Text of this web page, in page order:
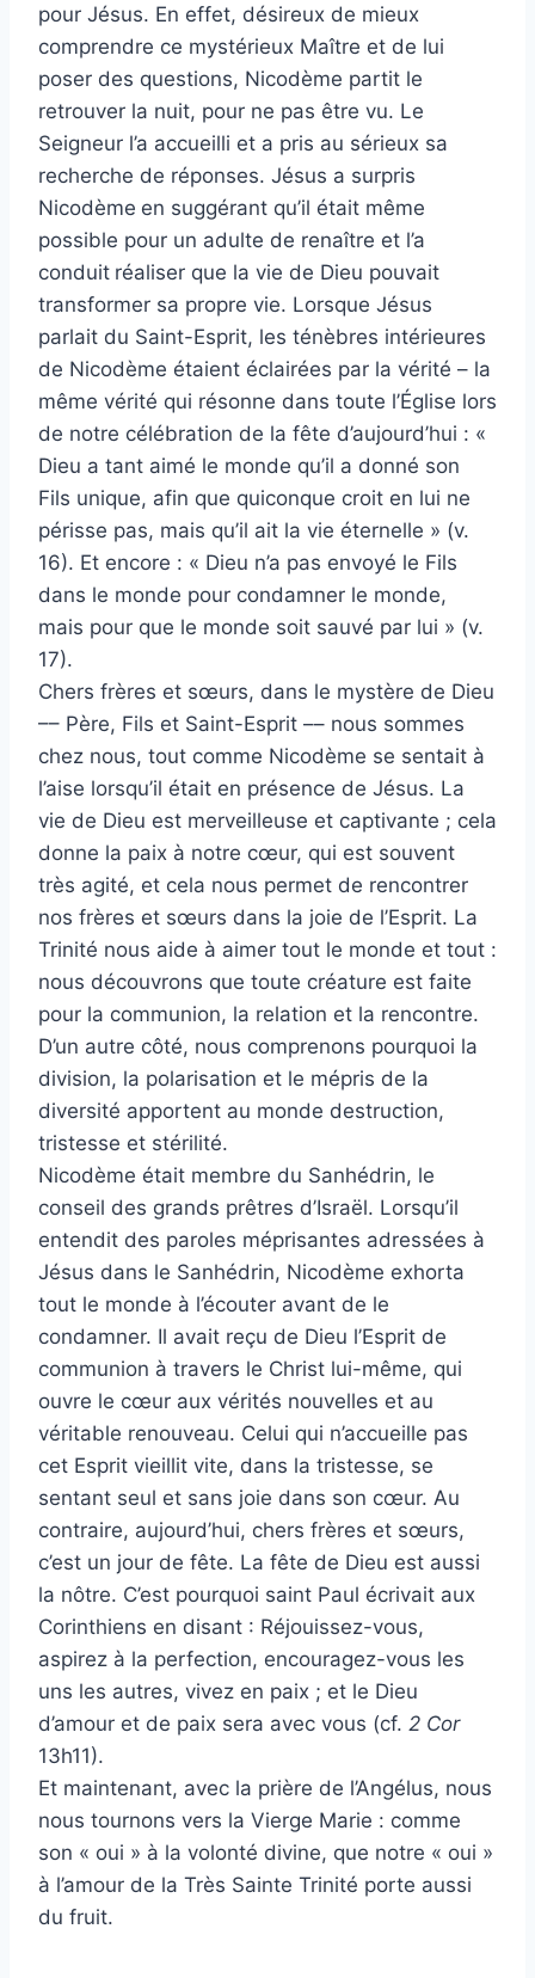
pour Jésus. En effet, désireux de mieux
comprendre ce mystérieux Maître et de lui
poser des questions, Nicodème partit le
retrouver la nuit, pour ne pas être vu. Le
Seigneur l’a accueilli et a pris au sérieux sa
recherche de réponses. Jésus a surpris
Nicodème en suggérant qu’il était même
possible pour un adulte de renaître et l’a
conduit réaliser que la vie de Dieu pouvait
transformer sa propre vie. Lorsque Jésus
parlait du Saint-Esprit, les ténèbres intérieures
de Nicodème étaient éclairées par la vérité – la
même vérité qui résonne dans toute l’Église lors
de notre célébration de la fête d’aujourd’hui : «
Dieu a tant aimé le monde qu’il a donné son
Fils unique, afin que quiconque croit en lui ne
périsse pas, mais qu’il ait la vie éternelle » (v.
16). Et encore : « Dieu n’a pas envoyé le Fils
dans le monde pour condamner le monde,
mais pour que le monde soit sauvé par lui » (v.
17).
Chers frères et sœurs, dans le mystère de Dieu
–– Père, Fils et Saint-Esprit –– nous sommes
chez nous, tout comme Nicodème se sentait à
l’aise lorsqu’il était en présence de Jésus. La
vie de Dieu est merveilleuse et captivante ; cela
donne la paix à notre cœur, qui est souvent
très agité, et cela nous permet de rencontrer
nos frères et sœurs dans la joie de l’Esprit. La
Trinité nous aide à aimer tout le monde et tout :
nous découvrons que toute créature est faite
pour la communion, la relation et la rencontre.
D’un autre côté, nous comprenons pourquoi la
division, la polarisation et le mépris de la
diversité apportent au monde destruction,
tristesse et stérilité.
Nicodème était membre du Sanhédrin, le
conseil des grands prêtres d’Israël. Lorsqu’il
entendit des paroles méprisantes adressées à
Jésus dans le Sanhédrin, Nicodème exhorta
tout le monde à l’écouter avant de le
condamner. Il avait reçu de Dieu l’Esprit de
communion à travers le Christ lui-même, qui
ouvre le cœur aux vérités nouvelles et au
véritable renouveau. Celui qui n’accueille pas
cet Esprit vieillit vite, dans la tristesse, se
sentant seul et sans joie dans son cœur. Au
contraire, aujourd’hui, chers frères et sœurs,
c’est un jour de fête. La fête de Dieu est aussi
la nôtre. C’est pourquoi saint Paul écrivait aux
Corinthiens en disant : Réjouissez-vous,
aspirez à la perfection, encouragez-vous les
uns les autres, vivez en paix ; et le Dieu
d’amour et de paix sera avec vous (cf. 2 Cor
13h11).
Et maintenant, avec la prière de l’Angélus, nous
nous tournons vers la Vierge Marie : comme
son « oui » à la volonté divine, que notre « oui »
à l’amour de la Très Sainte Trinité porte aussi
du fruit.